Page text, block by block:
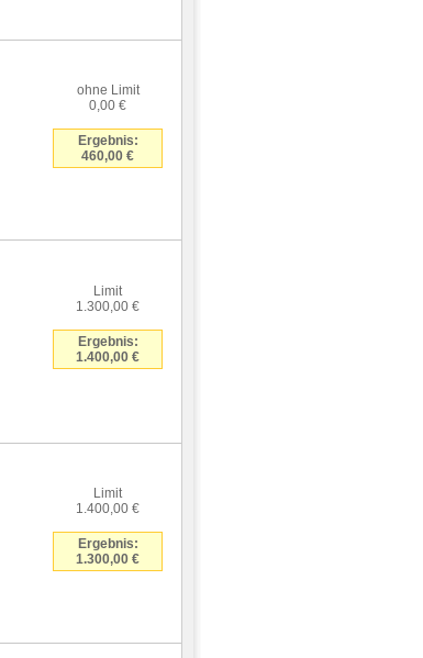
ohne Limit
0,00 €
Ergebnis:
460,00 €
Limit
1.300,00 €
Ergebnis:
1.400,00 €
Limit
1.400,00 €
Ergebnis:
1.300,00 €